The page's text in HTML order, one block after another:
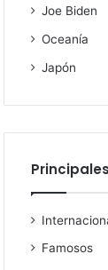
Joe Biden
Oceanía
Japón
Principales
Famosos